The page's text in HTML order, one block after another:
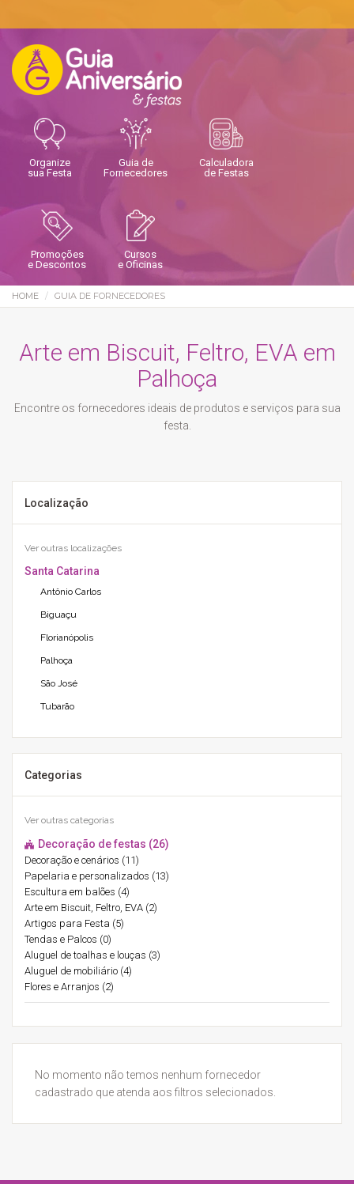
Organize
sua Festa
Guia de
Fornecedores
Calculadora
de Festas
Promoções
e Descontos
Cursos
e Oficinas
HOME GUIA DE FORNECEDORES
Arte em Biscuit, Feltro, EVA em
Palhoça
Encontre os fornecedores ideais de produtos e serviços para sua
festa.
Localização
Ver outras localizações
Santa Catarina
Antônio Carlos
Biguaçu
Florianópolis
Palhoça
São José
Tubarão
Categorias
Ver outras categorias
Decoração de festas (26)
Decoração e cenários (11)
Papelaria e personalizados (13)
Escultura em balões (4)
Arte em Biscuit, Feltro, EVA (2)
Artigos para Festa (5)
Tendas e Palcos (0)
Aluguel de toalhas e louças (3)
Aluguel de mobiliário (4)
Flores e Arranjos (2)
No momento não temos nenhum fornecedor
cadastrado que atenda aos filtros selecionados.